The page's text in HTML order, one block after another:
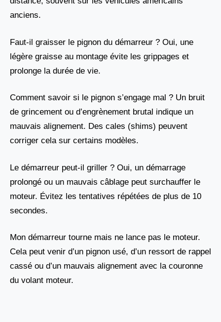
anciens.
Faut-il graisser le pignon du démarreur ? Oui, une
légère graisse au montage évite les grippages et
prolonge la durée de vie.
Comment savoir si le pignon s’engage mal ? Un bruit
de grincement ou d’engrènement brutal indique un
mauvais alignement. Des cales (shims) peuvent
corriger cela sur certains modèles.
Le démarreur peut-il griller ? Oui, un démarrage
prolongé ou un mauvais câblage peut surchauffer le
moteur. Évitez les tentatives répétées de plus de 10
secondes.
Mon démarreur tourne mais ne lance pas le moteur.
Cela peut venir d’un pignon usé, d’un ressort de rappel
cassé ou d’un mauvais alignement avec la couronne
du volant moteur.